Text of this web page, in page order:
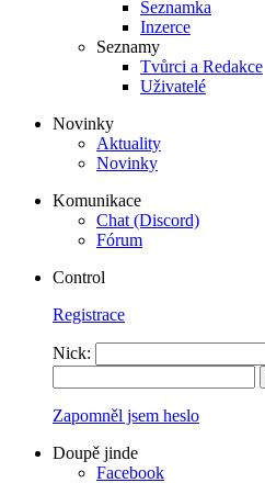
Seznamka
Inzerce
Seznamy
Tvůrci a Redakce
Uživatelé
Novinky
Aktuality
Novinky
Komunikace
Chat (Discord)
Fórum
Control
Registrace
Nick:
Zapomněl jsem heslo
Doupě jinde
Facebook